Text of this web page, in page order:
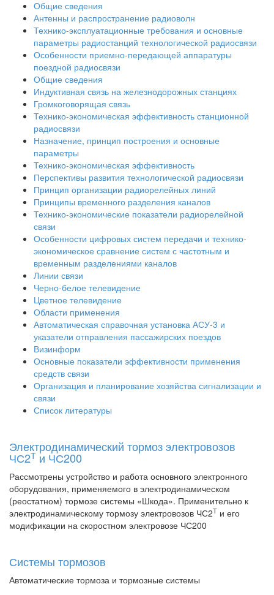
Общие сведения
Антенны и распространение радиоволн
Технико-эксплуатационные требования и основные
параметры радиостанций технологической радиосвязи
Особенности приемно-передающей аппаратуры
поездной радиосвязи
Общие сведения
Индуктивная связь на железнодорожных станциях
Громкоговорящая связь
Технико-экономическая эффективность станционной
радиосвязи
Назначение, принцип построения и основные
параметры
Технико-экономическая эффективность
Перспективы развития технологической радиосвязи
Принцип организации радиорелейных линий
Принципы временного разделения каналов
Технико-экономические показатели радиорелейной
связи
Особенности цифровых систем передачи и технико-
экономическое сравнение систем с частотным и
временным разделениями каналов
Линии связи
Черно-белое телевидение
Цветное телевидение
Области применения
Автоматическая справочная установка АСУ-3 и
указатели отправления пассажирских поездов
Визинформ
Основные показатели эффективности применения
средств связи
Организация и планирование хозяйства сигнализации и
связи
Список литературы
Электродинамический тормоз электровозов
ЧС2Т и ЧС200
Рассмотрены устройство и работа основного электронного
оборудования, применяемого в электродинамическом
(реостатном) тормозе системы «Шкода». Применительно к
электродинамическому тормозу электровозов ЧС2Т и его
модификации на скоростном электровозе ЧС200
Системы тормозов
Автоматические тормоза и тормозные системы